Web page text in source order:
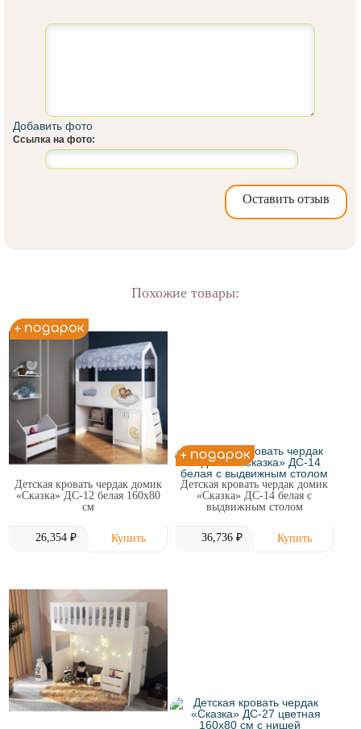
Добавить фото
Ссылка на фото:
Оставить отзыв
Похожие товары:
Детская кровать чердак домик
«Сказка» ДС-12 белая 160х80
см
26,354 ₽
Детская кровать чердак домик
«Сказка» ДС-14 белая с
выдвижным столом
36,736 ₽